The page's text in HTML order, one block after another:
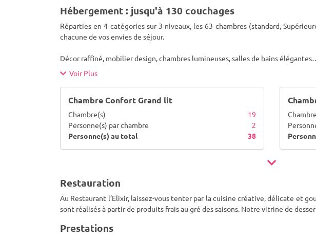
Hébergement : jusqu'à 130 couchages
Réparties en 4 catégories sur 3 niveaux, les 63 chambres (standard,
chacune de vos envies de séjour.
Décor raffiné, mobilier design, chambres lumineuses, salles de bains
Voir Plus
Chambre Confort Grand lit
Chambre(s)
19
Personne(s) par chambre
2
Personne(s) au total
38
Restauration
Au Restaurant l’Elixir, laissez-vous tenter par la cuisine créative, délicate et
sont réalisés à partir de produits frais au gré des saisons. Notre vitrine de
Prestations